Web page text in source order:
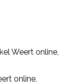
Weert online,
online,